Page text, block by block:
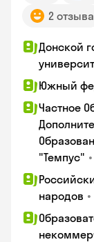
2 отзыва
Донской
Южный
Частное
"Темпус" •
народов •